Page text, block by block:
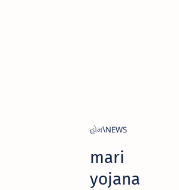
હોમ NEWS
mari
yojana